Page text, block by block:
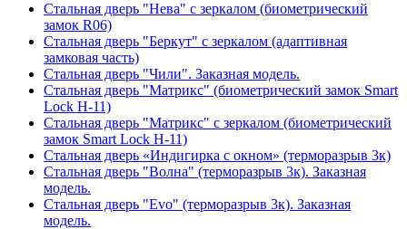
Стальная дверь "Нева" с зеркалом (биометрический
замок R06)
Стальная дверь "Беркут" с зеркалом (адаптивная
замковая часть)
Стальная дверь "Чили". Заказная модель.
Стальная дверь "Матрикс" (биометрический замок Smart
Lock H-11)
Стальная дверь "Матрикс" с зеркалом (биометрический
замок Smart Lock H-11)
Стальная дверь «Индигирка с окном» (терморазрыв 3к)
Стальная дверь "Волна" (терморазрыв 3к). Заказная
модель.
Стальная дверь "Evo" (терморазрыв 3к). Заказная
модель.